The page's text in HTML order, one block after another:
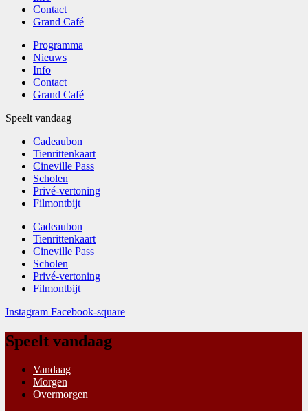
Contact
Grand Café
Programma
Nieuws
Info
Contact
Grand Café
Speelt vandaag
Cadeaubon
Tienrittenkaart
Cineville Pass
Scholen
Privé-vertoning
Filmontbijt
Cadeaubon
Tienrittenkaart
Cineville Pass
Scholen
Privé-vertoning
Filmontbijt
Instagram Facebook-square
Speelt vandaag
Vandaag
Morgen
Overmorgen